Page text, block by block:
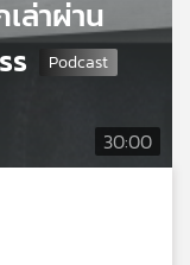
30:00
ล่าผ่าน